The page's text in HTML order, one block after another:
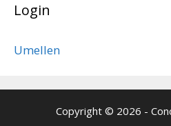
Login
Umellen
Copyright © 2026 -